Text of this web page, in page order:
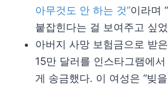
아무것도 안 하는 것”이라며
붙잡힌다는 걸 보여주고 싶
아버지 사망 보험금으로 받
15만 달러를 인스타그램에
게 송금했다. 이 여성은 “빚